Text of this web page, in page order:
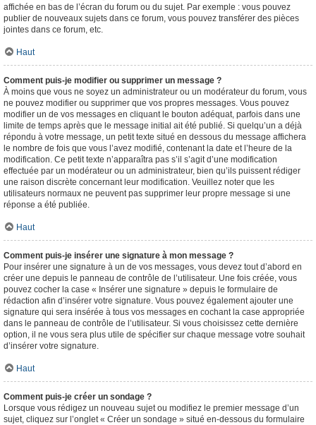
affichée en bas de l’écran du forum ou du sujet. Par exemple : vous pouvez
publier de nouveaux sujets dans ce forum, vous pouvez transférer des pièces
jointes dans ce forum, etc.
Haut
Comment puis-je modifier ou supprimer un message ?
À moins que vous ne soyez un administrateur ou un modérateur du forum, vous
ne pouvez modifier ou supprimer que vos propres messages. Vous pouvez
modifier un de vos messages en cliquant le bouton adéquat, parfois dans une
limite de temps après que le message initial ait été publié. Si quelqu’un a déjà
répondu à votre message, un petit texte situé en dessous du message affichera
le nombre de fois que vous l’avez modifié, contenant la date et l’heure de la
modification. Ce petit texte n’apparaîtra pas s’il s’agit d’une modification
effectuée par un modérateur ou un administrateur, bien qu’ils puissent rédiger
une raison discrète concernant leur modification. Veuillez noter que les
utilisateurs normaux ne peuvent pas supprimer leur propre message si une
réponse a été publiée.
Haut
Comment puis-je insérer une signature à mon message ?
Pour insérer une signature à un de vos messages, vous devez tout d’abord en
créer une depuis le panneau de contrôle de l’utilisateur. Une fois créée, vous
pouvez cocher la case « Insérer une signature » depuis le formulaire de
rédaction afin d’insérer votre signature. Vous pouvez également ajouter une
signature qui sera insérée à tous vos messages en cochant la case appropriée
dans le panneau de contrôle de l’utilisateur. Si vous choisissez cette dernière
option, il ne vous sera plus utile de spécifier sur chaque message votre souhait
d’insérer votre signature.
Haut
Comment puis-je créer un sondage ?
Lorsque vous rédigez un nouveau sujet ou modifiez le premier message d’un
sujet, cliquez sur l’onglet « Créer un sondage » situé en-dessous du formulaire